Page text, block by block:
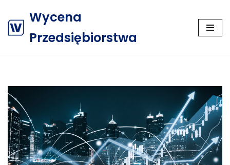
Przejdź
Wycena
Przedsiębiorstwa